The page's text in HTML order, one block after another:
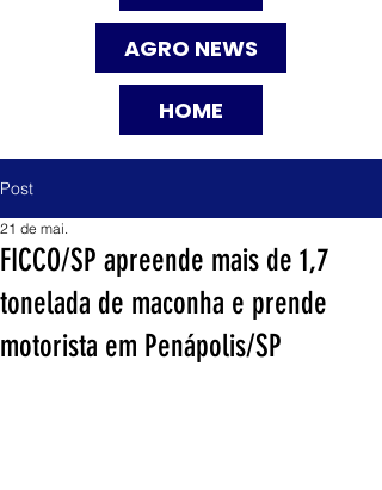
AGRO NEWS
HOME
Post
FICCO/SP apreende mais de 1,7
tonelada de maconha e prende
motorista em Penápolis/SP
21 de mai.